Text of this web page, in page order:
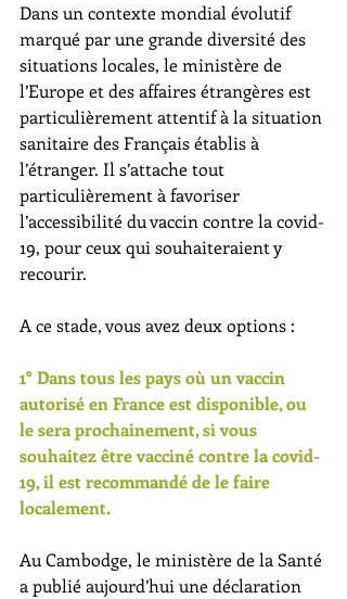
Dans un contexte mondial évolutif
marqué par une grande diversité des
situations locales, le ministère de
l’Europe et des affaires étrangères est
particulièrement attentif à la situation
sanitaire des Français établis à
l’étranger. Il s’attache tout
particulièrement à favoriser
l’accessibilité du vaccin contre la covid-
19, pour ceux qui souhaiteraient y
recourir.
A ce stade, vous avez deux options :
1° Dans tous les pays où un vaccin
autorisé en France est disponible, ou
le sera prochainement, si vous
souhaitez être vacciné contre la covid-
19, il est recommandé de le faire
localement.
Au Cambodge, le ministère de la Santé
a publié aujourd’hui une déclaration